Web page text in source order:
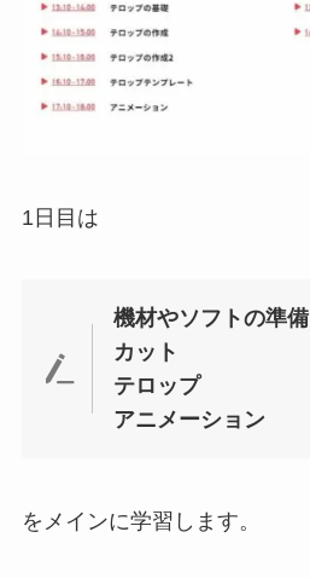
1日目は
機材やソフトの準備
カット
テロップ
アニメーション
をメインに学習します。